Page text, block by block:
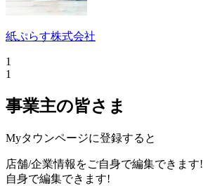
紙ぷらす株式会社
1
1
事業主の皆さま
Myタウンページに登録すると
店舗/企業情報をご自身で編集できます!
自身で編集できます!